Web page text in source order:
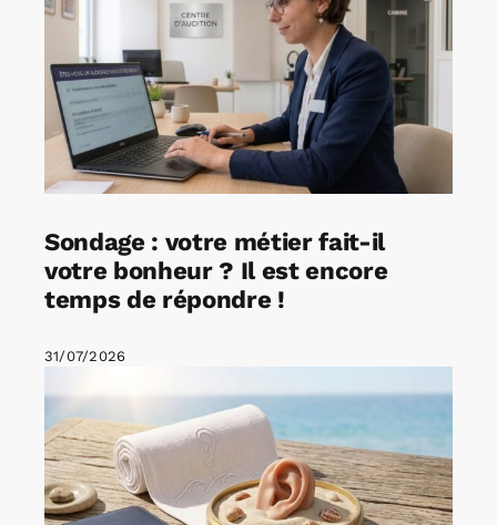
Sondage : votre métier fait-il
votre bonheur ? Il est encore
temps de répondre !
31/07/2026